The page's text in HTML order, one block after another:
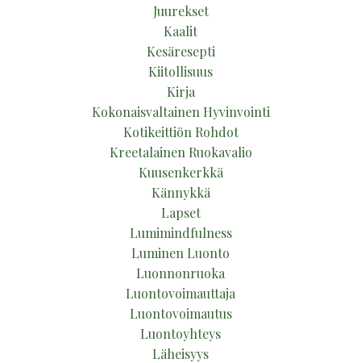
Juurekset
Kaalit
Kesäresepti
Kiitollisuus
Kirja
Kokonaisvaltainen Hyvinvointi
Kotikeittiön Rohdot
Kreetalainen Ruokavalio
Kuusenkerkkä
Kännykkä
Lapset
Lumimindfulness
Luminen Luonto
Luonnonruoka
Luontovoimauttaja
Luontovoimautus
Luontoyhteys
Läheisyys